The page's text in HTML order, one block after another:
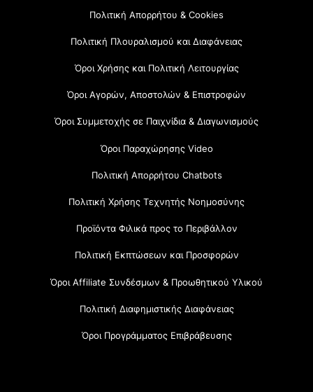
Πολιτική Απορρήτου & Cookies
Πολιτική Πλουραλισμού και Διαφάνειας
Όροι Χρήσης και Πολιτική Λειτουργίας
Όροι Αγορών, Αποστολών & Επιστροφών
Όροι Συμμετοχής σε Παιχνίδια & Διαγωνισμούς
Όροι Παραχώρησης Video
Πολιτική Απορρήτου Chatbots
Πολιτική Χρήσης Τεχνητής Νοημοσύνης
Προϊόντα Φιλικά προς το Περιβάλλον
Πολιτική Εκπτώσεων και Προσφορών
Όροι Affiliate Συνδέσμων & Προωθητικού Υλικού
Πολιτική Διαφημιστικής Διαφάνειας
Όροι Προγράμματος Επιβράβευσης